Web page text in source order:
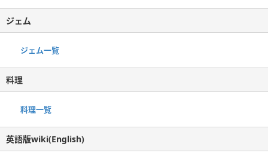
ジェム
ジェム一覧
料理
料理一覧
英語版wiki(English)